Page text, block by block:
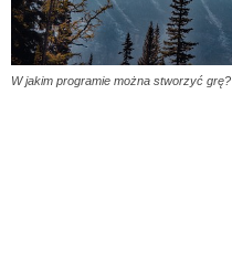
W jakim programie można stworzyć grę?